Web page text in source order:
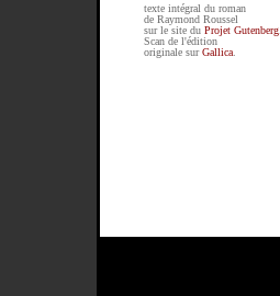
texte intégral du roman
de Raymond Roussel
sur le site du Projet Gutenberg.
Scan de l'édition
originale surGallica.